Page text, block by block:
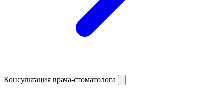
Консультация врача-стоматолога